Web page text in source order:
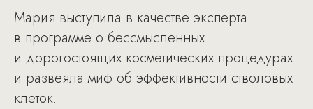
Мария выступила в качестве эксперта
в программе о бессмысленных
и дорогостоящих косметических процедурах
и развеяла миф об эффективности стволовых
клеток.